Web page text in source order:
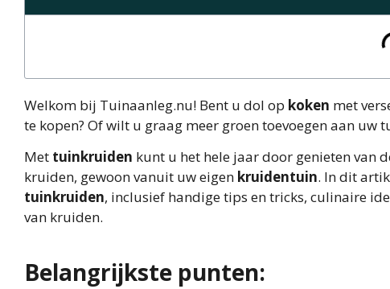
Welkom bij Tuinaanleg.nu! Bent u dol op koken met
te kopen? Of wilt u graag meer groen toevoegen aan uw
Met tuinkruiden kunt u het hele jaar door genieten van
kruiden, gewoon vanuit uw eigen kruidentuin. In dit
tuinkruiden, inclusief handige tips en tricks, culinaire
van kruiden.
Belangrijkste punten: